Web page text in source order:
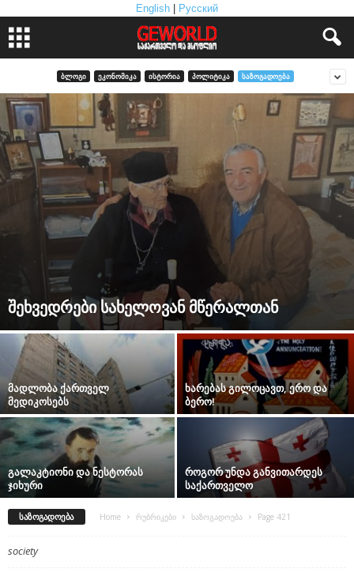
English Русский
ᲑᲚᲝᲒᲘ ᲔᲙᲝᲜᲝᲛᲘᲙᲐ ᲘᲡᲢᲝᲠᲘᲐ ᲞᲝᲚᲘᲢᲘᲙᲐ ᲡᲐᲖᲝᲒᲐᲓᲝᲔᲑᲐ
შეხვედრები სახელოვან მწერალთან
მადლობა ქართველ
მედიკოსებს
ხარებას გილოცავთ, ერო და
ბერო!
გალაკტიონი და ნესტორას
ჯიხური
როგორ უნდა განვითარდეს
საქართველო
ᲡᲐᲖᲝᲒᲐᲓᲝᲔᲑᲐ Home რუბრიკები საზოგადოება Page 421
society